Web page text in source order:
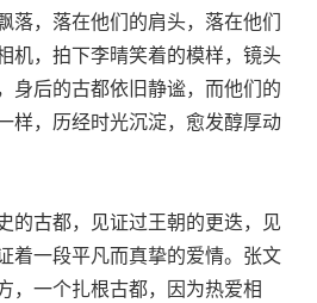
落，落在他们的肩头，落在他们
机，拍下李晴笑着的模样，镜头
身后的古都依旧静谧，而他们的
样，历经时光沉淀，愈发醇厚动
古都，见证过王朝的更迭，见
着一段平凡而真挚的爱情。张文
，一个扎根古都，因为热爱相